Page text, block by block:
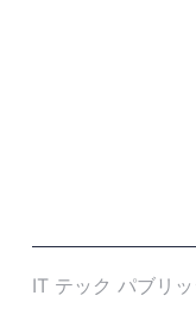
IT テック パブリ